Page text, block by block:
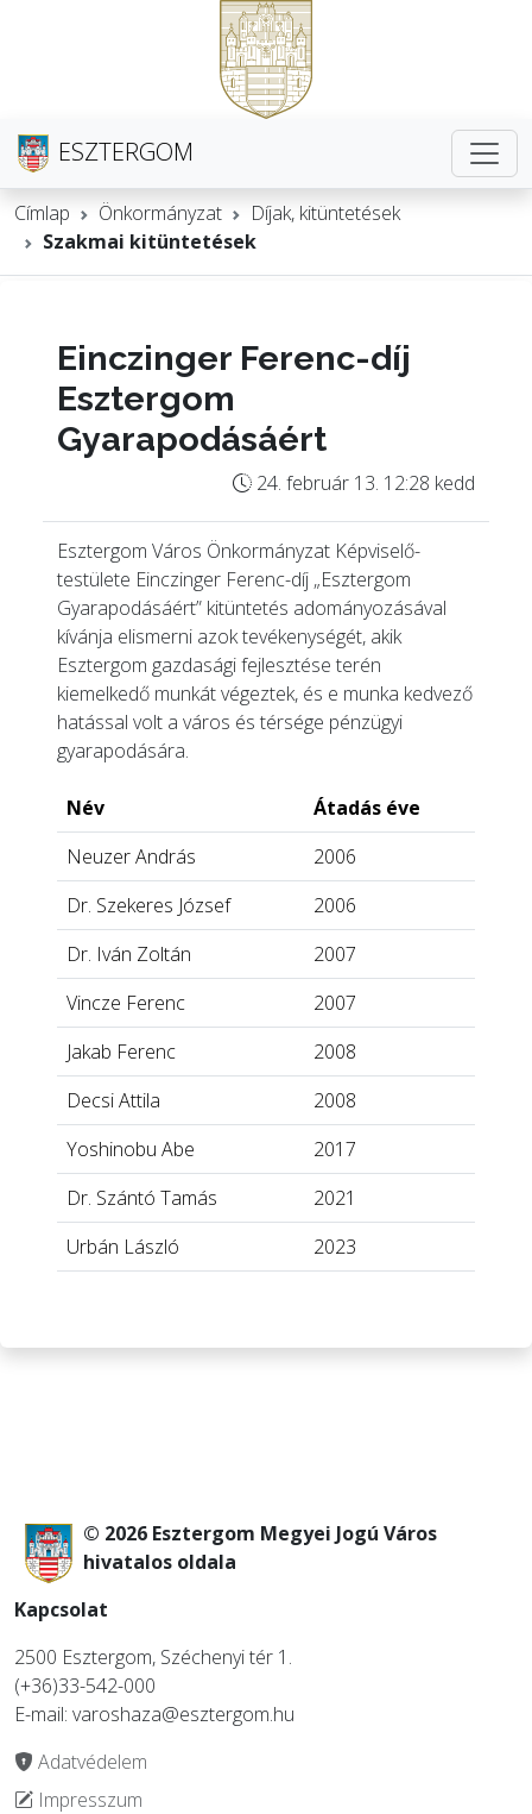
ESZTERGOM
Címlap Önkormányzat
Díjak, kitüntetések
Szakmai kitüntetések
Einczinger Ferenc-díj
Esztergom
Gyarapodásáért
24. február 13. 12:28 kedd
Esztergom Város Önkormányzat Képviselő-
testülete Einczinger Ferenc-díj „Esztergom
Gyarapodásáért” kitüntetés adományozásával
kívánja elismerni azok tevékenységét, akik
Esztergom gazdasági fejlesztése terén
kiemelkedő munkát végeztek, és e munka kedvező
hatással volt a város és térsége pénzügyi
gyarapodására.
Név
Átadás éve
Neuzer András
2006
Dr. Szekeres József
2006
Dr. Iván Zoltán
2007
Vincze Ferenc
2007
Jakab Ferenc
2008
Decsi Attila
2008
Yoshinobu Abe
2017
Dr. Szántó Tamás
2021
Urbán László
2023
© 2026 Esztergom Megyei Jogú Város
hivatalos oldala
Kapcsolat
2500 Esztergom, Széchenyi tér 1.
(+36)33-542-000
E-mail: varoshaza@esztergom.hu
Adatvédelem
Impresszum